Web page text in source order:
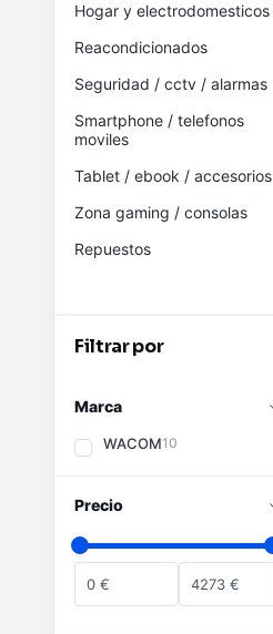
Hogar y electrodomesticos
Reacondicionados
Seguridad / cctv / alarmas
Smartphone / telefonos
moviles
Tablet / ebook / accesorios
Zona gaming / consolas
Repuestos
Filtrar por
Marca
WACOM10
Precio
0 € 4273 €